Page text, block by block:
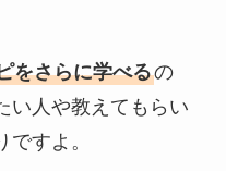
をさらに学べるの
い人や教えてもらい
すよ。